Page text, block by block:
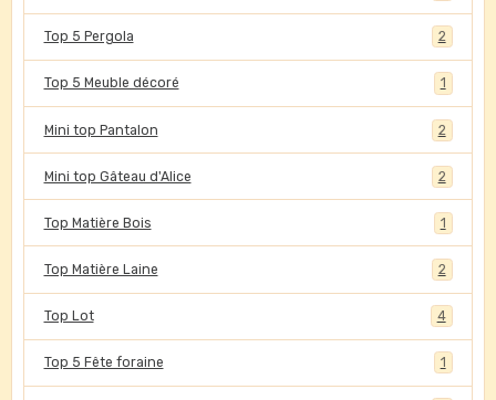
Top 5 Pergola 2
Top 5 Meuble décoré 1
Mini top Pantalon 2
Mini top Gâteau d'Alice 2
Top Matière Bois 1
Top Matière Laine 2
Top Lot 4
Top 5 Fête foraine 1